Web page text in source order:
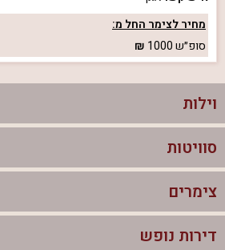
מחיר לצימר החל מ:
סופ״ש1000
וילות
וילות בצפון
וילות להשכרה
סוויטות
סוויטות בצפון
צימרים לזוגות עם בריכה פרטית
צימרים
צימרים בצפון
דירות נופש